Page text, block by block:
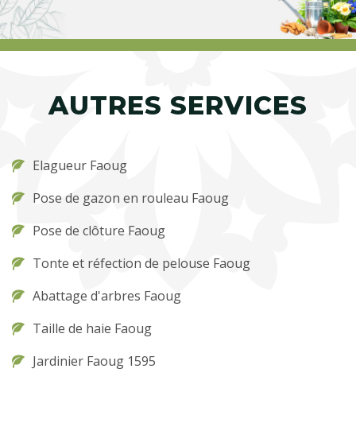
AUTRES SERVICES
Elagueur Faoug
Pose de gazon en rouleau Faoug
Pose de clôture Faoug
Tonte et réfection de pelouse Faoug
Abattage d'arbres Faoug
Taille de haie Faoug
Jardinier Faoug 1595